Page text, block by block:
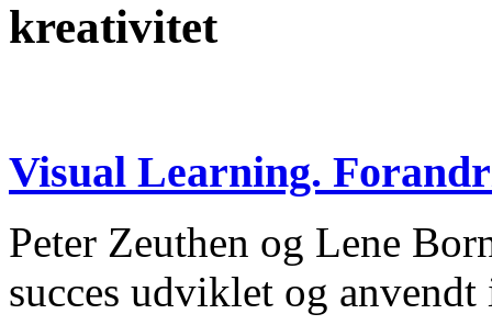
kreativitet
Visual Learning.
Peter Zeuthen og Lene
succes udviklet og